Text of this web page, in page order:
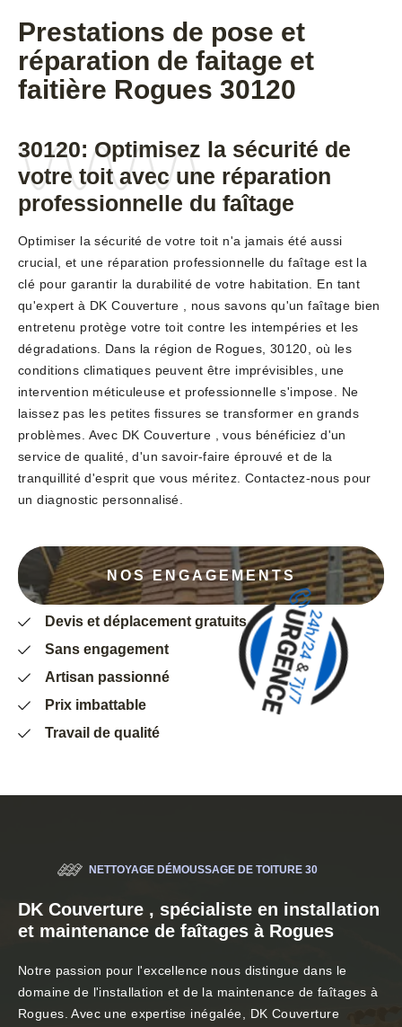
Prestations de pose et
réparation de faitage et
faitière Rogues 30120
30120: Optimisez la sécurité de
votre toit avec une réparation
professionnelle du faîtage
Optimiser la sécurité de votre toit n'a jamais été aussi
crucial, et une réparation professionnelle du faîtage est la
clé pour garantir la durabilité de votre habitation. En tant
qu'expert à DK Couverture , nous savons qu'un faîtage bien
entretenu protège votre toit contre les intempéries et les
dégradations. Dans la région de Rogues, 30120, où les
conditions climatiques peuvent être imprévisibles, une
intervention méticuleuse et professionnelle s'impose. Ne
laissez pas les petites fissures se transformer en grands
problèmes. Avec DK Couverture , vous bénéficiez d'un
service de qualité, d'un savoir-faire éprouvé et de la
tranquillité d'esprit que vous méritez. Contactez-nous pour
un diagnostic personnalisé.
NOS ENGAGEMENTS
Devis et déplacement gratuits
Sans engagement
Artisan passionné
Prix imbattable
Travail de qualité
NETTOYAGE DÉMOUSSAGE DE TOITURE 30
DK Couverture , spécialiste en installation
et maintenance de faîtages à Rogues
Notre passion pour l'excellence nous distingue dans le
domaine de l'installation et de la maintenance de faîtages à
Rogues. Avec une expertise inégalée, DK Couverture